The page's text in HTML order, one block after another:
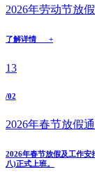
2026年劳动节放
了解详情 +
13
/02
2026年春节放假
2026年春节放假及工作安
八)正式上班。